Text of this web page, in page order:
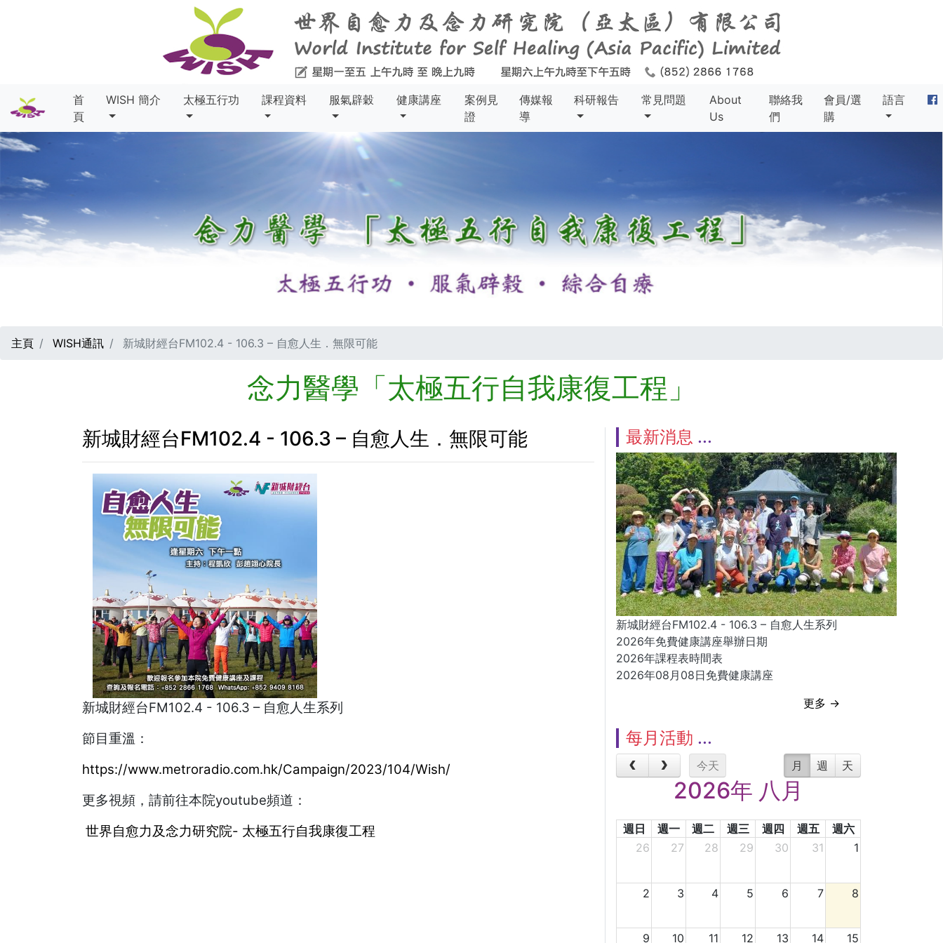
首
頁
WISH 簡介 太極五行功 課程資料 服氣辟穀 健康講座
案例見
證
傳媒報
導
科研報告 常見問題
About
Us
聯絡我
們
會員/選
購
語言
主頁 WISH通訊 新城財經台FM102.4 - 106.3 – 自愈人生．無限可能
念力醫學「太極五行自我康復工程」
新城財經台FM102.4 - 106.3 – 自愈人生．無限可能
新城財經台FM102.4 - 106.3 – 自愈人生系列
節目重溫：
https://www.metroradio.com.hk/Campaign/2023/104/Wish/
更多視頻，請前往本院youtube頻道：
世界自愈力及念力研究院- 太極五行自我康復工程
最新消息
新城財經台FM102.4 - 106.3 – 自愈人生系列
2026年免費健康講座舉辦日期
2026年課程表時間表
2026年08月08日免費健康講座
更多 →
每月活動
今天 月 週 天
2026年 八月
週日 週一 週二 週三 週四 週五
週六
26
27 28 29 30 31 1
2 3 4 5 6 7 8
9 10 11 12 13 14 15